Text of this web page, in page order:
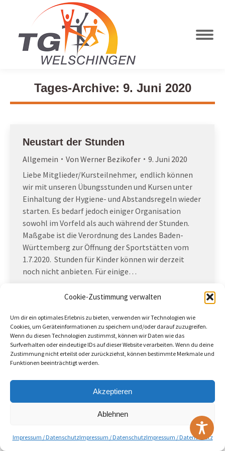
Cookie-Zustimmung verwalten
Um dir ein optimales Erlebnis zu bieten, verwenden wir Technologien wie
Cookies, um Geräteinformationen zu speichern und/oder darauf zuzugreifen.
Wenn du diesen Technologien zustimmst, können wir Daten wie das
Surfverhalten oder eindeutige IDs auf dieser Website verarbeiten. Wenn du deine
Zustimmung nicht erteilst oder zurückziehst, können bestimmte Merkmale und
Funktionen beeinträchtigt werden.
Akzeptieren
Ablehnen
Impressum / DatenschutzImpressum / DatenschutzImpressum / Datenschutz
Tages-Archive: 9. Juni 2020
Neustart der Stunden
Allgemein Von Werner Bezikofer
9. Juni 2020
Liebe Mitglieder/Kursteilnehmer, endlich können
wir mit unseren Übungsstunden und Kursen unter
Einhaltung der Hygiene- und Abstandsregeln wieder
starten. Es bedarf jedoch einiger Organisation
sowohl im Vorfeld als auch während der Stunden.
Maßgabe ist die Verordnung des Landes Baden-
Württemberg zur Öffnung der Sportstätten vom
1.7.2020. Stunden für Kinder können wir derzeit
noch nicht anbieten. Für einige…
(c) 2026 - TG Welschingen e.V.
Useful Links